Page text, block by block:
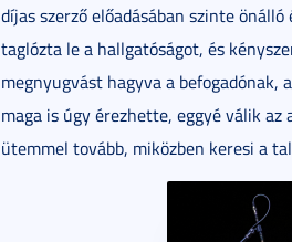
díjas szerző előadásában szinte
taglózta le a hallgatóságot, és
megnyugvást hagyva a
maga is úgy érezhette, eggyé válik
ütemmel tovább, miközben keresi a